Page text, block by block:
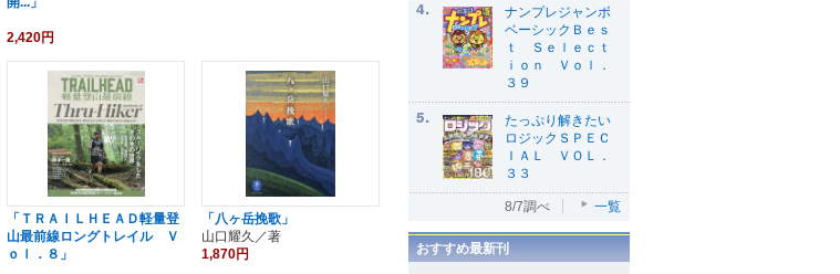
2,420円
「ＴＲＡＩＬＨＥＡＤ軽量登
山最前線ロングトレイル Ｖ
ｏｌ．８」
「八ヶ岳挽歌」
山口耀久／著
1,870円
ナンプレジャンボ
ベーシックＢｅｓ
ｔ Ｓｅｌｅｃｔ
ｉｏｎ Ｖｏｌ．
３９
たっぷり解きたい
ロジックＳＰＥＣ
ＩＡＬ ＶＯＬ．
３３
8/7調べ 一覧
おすすめ最新刊